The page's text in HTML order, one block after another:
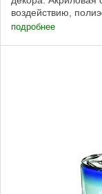
воздействию,
подробнее